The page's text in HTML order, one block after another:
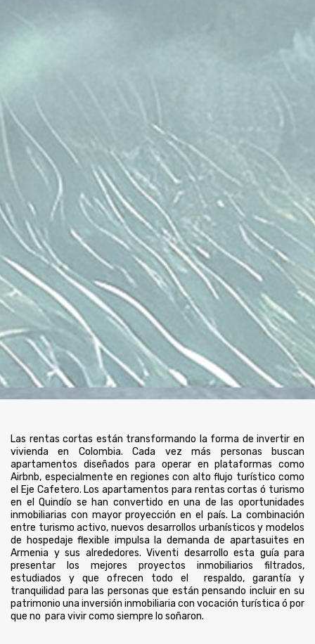
Las rentas cortas están transformando la forma de invertir en
vivienda en Colombia. Cada vez más personas buscan
apartamentos diseñados para operar en plataformas como
Airbnb, especialmente en regiones con alto flujo turístico como
el Eje Cafetero. Los apartamentos para rentas cortas ó turismo
en el Quindío se han convertido en una de las oportunidades
inmobiliarias con mayor proyección en el país. La combinación
entre turismo activo, nuevos desarrollos urbanísticos y modelos
de hospedaje flexible impulsa la demanda de apartasuites en
Armenia y sus alrededores. Viventi desarrollo esta guía para
presentar los mejores proyectos inmobiliarios filtrados,
estudiados y que ofrecen todo el respaldo, garantía y
tranquilidad para las personas que están pensando incluir en su
patrimonio una inversión inmobiliaria con vocación turística ó por
que no para vivir como siempre lo soñaron.